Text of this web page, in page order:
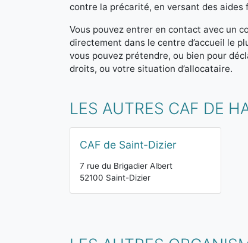
contre la précarité, en versant des aides
Vous pouvez entrer en contact avec un
directement dans le centre d’accueil le
vous pouvez prétendre, ou bien pour
droits, ou votre situation d’allocataire.
LES AUTRES CAF DE
CAF de Saint-Dizier
7 rue du Brigadier Albert
52100 Saint-Dizier